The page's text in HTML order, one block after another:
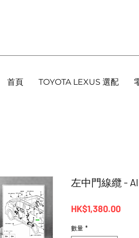
首頁 TOYOTA LEXUS 選配
左中門線纜 -
HK$1,380.00價
數量 *